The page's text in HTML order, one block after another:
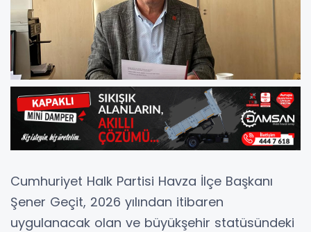
Cumhuriyet Halk Partisi Havza İlçe Başkanı
Şener Geçit, 2026 yılından itibaren
uygulanacak olan ve büyükşehir statüsündeki